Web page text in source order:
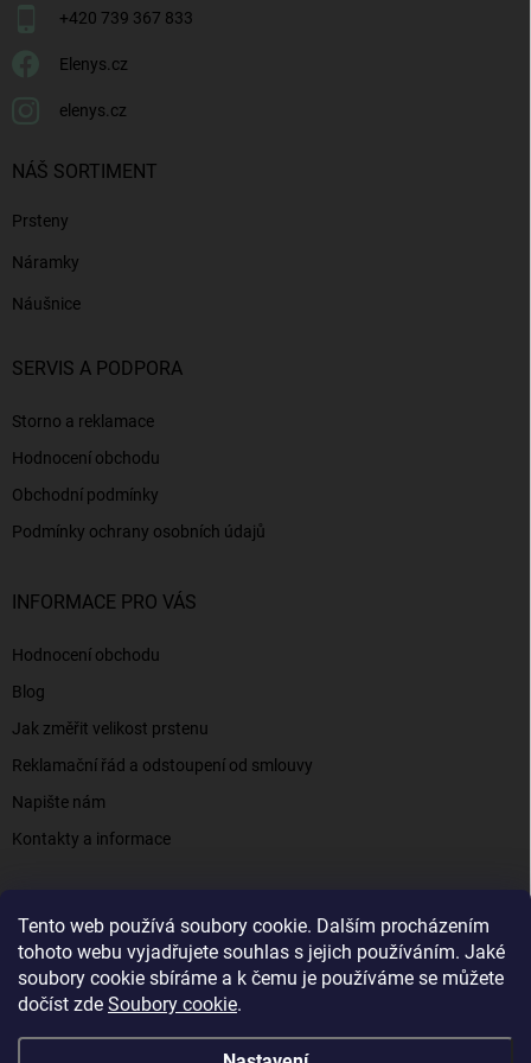
Tento web používá soubory cookie. Dalším procházením
tohoto webu vyjadřujete souhlas s jejich používáním. Jaké
soubory cookie sbíráme a k čemu je používáme se můžete
dočíst zde Soubory cookie.
+420 739 367 833
Elenys.cz
elenys.cz
NÁŠ SORTIMENT
Prsteny
Náramky
Náušnice
SERVIS A PODPORA
Storno a reklamace
Hodnocení obchodu
Obchodní podmínky
Podmínky ochrany osobních údajů
INFORMACE PRO VÁS
Hodnocení obchodu
Blog
Jak změřit velikost prstenu
Reklamační řád a odstoupení od smlouvy
Napište nám
Kontakty a informace
Elenys.cz - šperky, kterým věříte už od roku 2016